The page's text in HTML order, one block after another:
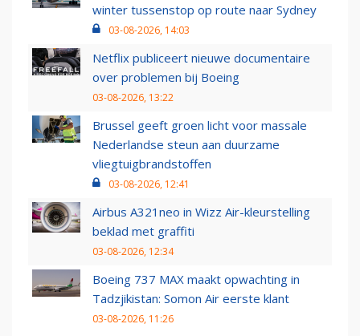
winter tussenstop op route naar Sydney
03-08-2026, 14:03
Netflix publiceert nieuwe documentaire
over problemen bij Boeing
03-08-2026, 13:22
Brussel geeft groen licht voor massale
Nederlandse steun aan duurzame
vliegtuigbrandstoffen
03-08-2026, 12:41
Airbus A321neo in Wizz Air-kleurstelling
beklad met graffiti
03-08-2026, 12:34
Boeing 737 MAX maakt opwachting in
Tadzjikistan: Somon Air eerste klant
03-08-2026, 11:26